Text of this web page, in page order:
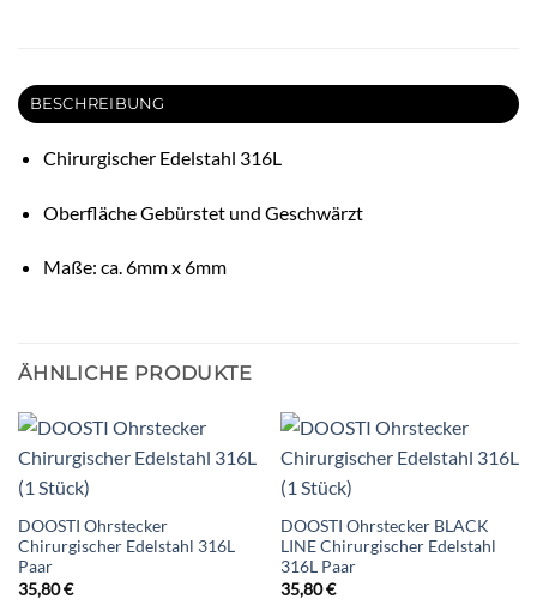
BESCHREIBUNG
Chirurgischer Edelstahl 316L
Oberfläche Gebürstet und Geschwärzt
Maße: ca. 6mm x 6mm
ÄHNLICHE PRODUKTE
DOOSTI Ohrstecker
Chirurgischer Edelstahl 316L
Paar
35,80€
DOOSTI Ohrstecker BLACK
LINE Chirurgischer Edelstahl
316L Paar
35,80€